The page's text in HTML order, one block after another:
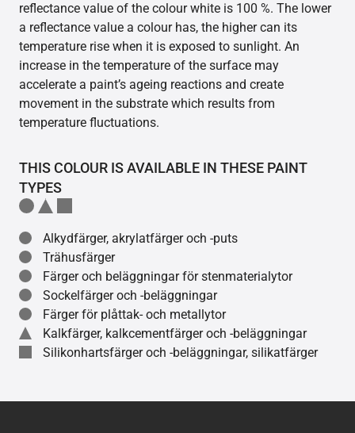
reflectance value of the colour white is 100 %. The lower
a reflectance value a colour has, the higher can its
temperature rise when it is exposed to sunlight. An
increase in the temperature of the surface may
accelerate a paint’s ageing reactions and create
movement in the substrate which results from
temperature fluctuations.
THIS COLOUR IS AVAILABLE IN THESE PAINT
TYPES
Alkydfärger, akrylatfärger och -puts
Trähusfärger
Färger och beläggningar för stenmaterialytor
Sockelfärger och -beläggningar
Färger för plåttak- och metallytor
Kalkfärger, kalkcementfärger och -beläggningar
Silikonhartsfärger och -beläggningar, silikatfärger